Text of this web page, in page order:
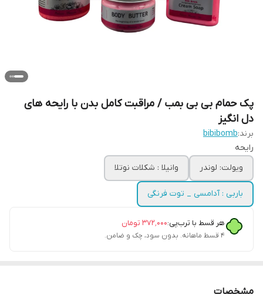
پک حمام بی بی بمب / مراقبت کامل بدن با رایحه های
دل انگیز
برند:bibibomb
رایحه
ویولت: لوندر
وانیلا : شکلات نوتلا
باربی : آدامسی _ توت فرنگی
هر قسط با ترب‌پی:۳۷۲٬۰۰۰ تومان
۴ قسط ماهانه. بدون سود، چک و ضامن.
مشخصات